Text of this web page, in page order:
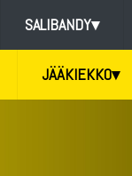
SALIBANDY▾
JÄÄKIEKKO▾